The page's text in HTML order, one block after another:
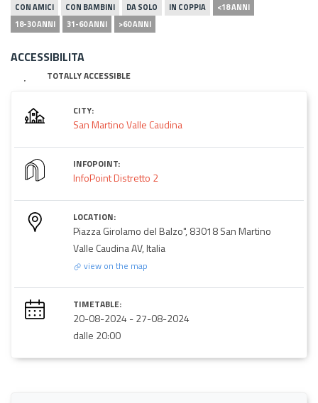
CON AMICI CON BAMBINI DA SOLO IN COPPIA
<18 ANNI
18-30 ANNI
31-60 ANNI >60 ANNI
ACCESSIBILITA
TOTALLY ACCESSIBLE
CITY:
San Martino Valle Caudina
INFOPOINT:
InfoPoint Distretto 2
LOCATION:
Piazza Girolamo del Balzo", 83018 San Martino
Valle Caudina AV, Italia
view on the map
TIMETABLE:
20-08-2024 -27-08-2024
dalle 20:00